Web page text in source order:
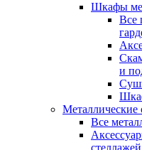
Шкафы
Все
и
Металлические
Все
стеллажей